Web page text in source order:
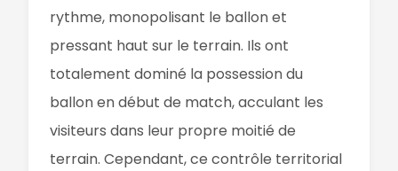
rythme, monopolisant le ballon et
pressant haut sur le terrain. Ils ont
totalement dominé la possession du
ballon en début de match, acculant les
visiteurs dans leur propre moitié de
terrain. Cependant, ce contrôle territorial